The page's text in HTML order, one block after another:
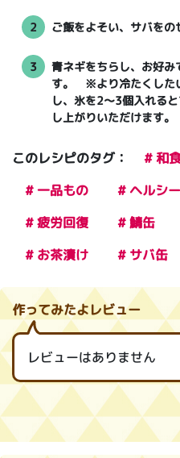
2 ご飯をよそい、サバをの
3
青ネギをちらし、お好
す。 ※より冷たくした
し、氷を2～3個入れる
し上がりいただけます。
このレシピのタグ： # 和
# 一品もの
# ヘルシー
# 疲労回復
# 鯖缶
# お茶漬け
# サバ缶
作ってみたよレビュー
レビューはありません